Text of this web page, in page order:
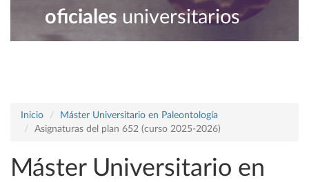
oficiales universitarios
Inicio
Máster Universitario en Paleontología
Asignaturas del plan 652 (curso 2025-2026)
Máster Universitario en